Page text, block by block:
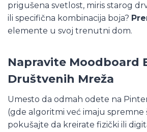
prigušena svetlost, miris starog
ili specifična kombinacija boja?
elemente u svoj trenutni dom.
Napravite Moodboard
Društvenih Mreža
Umesto da odmah odete na
(gde algoritmi već imaju spremne
pokušajte da kreirate fizički ili